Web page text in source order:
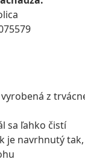
z
sa ľahko čistí
je navrhnutý